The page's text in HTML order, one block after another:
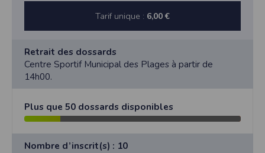
Tarif unique : 6,00 €
Retrait des dossards
Centre Sportif Municipal des Plages à partir de
14h00.
Plus que 50 dossards disponibles
Nombre d’inscrit(s) : 10